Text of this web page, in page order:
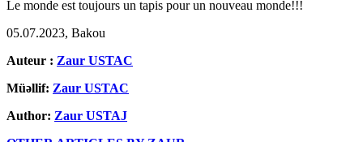
Le monde est toujours un tapis pour un nouveau monde!!!
05.07.2023, Bakou
Auteur : Zaur USTAC
Müəllif: Zaur USTAC
Author: Zaur USTAJ